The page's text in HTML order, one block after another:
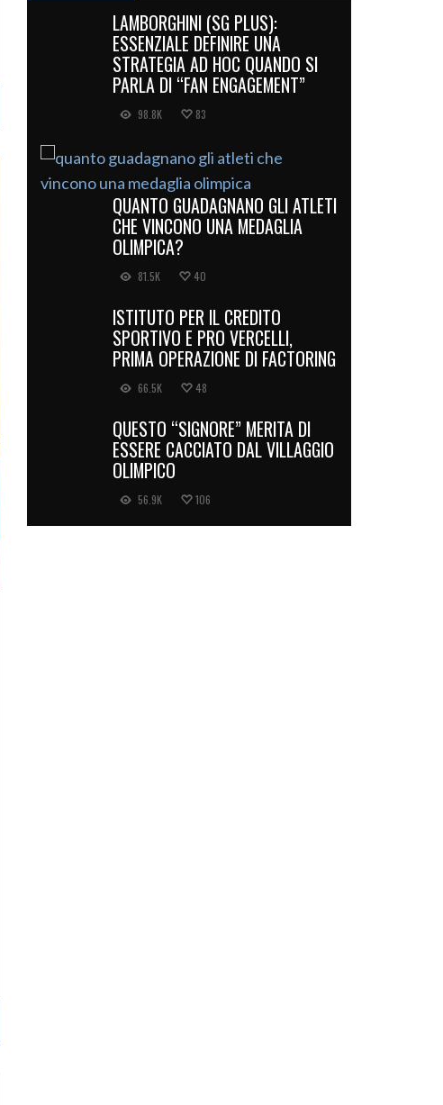
LAMBORGHINI (SG PLUS):
ESSENZIALE DEFINIRE UNA
STRATEGIA AD HOC QUANDO SI
PARLA DI “FAN ENGAGEMENT”
98.8K 83
QUANTO GUADAGNANO GLI ATLETI
CHE VINCONO UNA MEDAGLIA
OLIMPICA?
81.5K 40
ISTITUTO PER IL CREDITO
SPORTIVO E PRO VERCELLI,
PRIMA OPERAZIONE DI FACTORING
66.5K 48
QUESTO “SIGNORE” MERITA DI
ESSERE CACCIATO DAL VILLAGGIO
OLIMPICO
56.9K 106